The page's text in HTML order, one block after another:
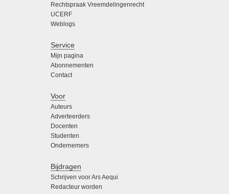
Rechtspraak Vreemdelingenrecht
UCERF
Weblogs
Service
Mijn pagina
Abonnementen
Contact
Voor
Auteurs
Adverteerders
Docenten
Studenten
Ondernemers
Bijdragen
Schrijven voor Ars Aequi
Redacteur worden